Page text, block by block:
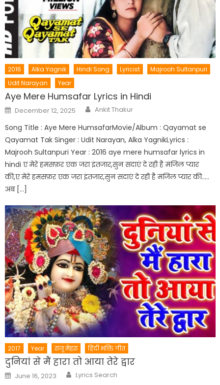
2016 Alka Yagnik Hindi Song Lyricist
Majrooh Sultanpuri
Udit Narayan
Year
Aye Mere Humsafar Lyrics in Hindi
Posted
on
December 12, 2025 Author
Ankit Thakur
Song Title : Aye Mere HumsafarMovie/Album : Qayamat se
Qayamat Tak Singer : Udit Narayan, Alka YagnikLyrics :
Majrooh Sultanpuri Year : 2016 aye mere humsafar lyrics in
hindi ए मेरे हमसफ़र एक जरा इंतजार,सुन सदाएं दे रही है मंजिल प्यार
की,ए मेरे हमसफ़र एक जरा इंतजार,सुन सदाएं दे रही है मंजिल प्यार की…..
अब […]
2017 Year राजू मेहरा हिंदी भक्ति गीत
दुनियां से मैं हारा तो आया तेरे द्वार
Posted
on
June 16, 2023 Author
Lyrics Search